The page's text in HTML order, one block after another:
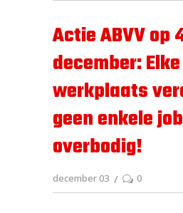
Actie ABVV op
december: Elke
werkplaats
geen enkele
overbodig!
december 03 0